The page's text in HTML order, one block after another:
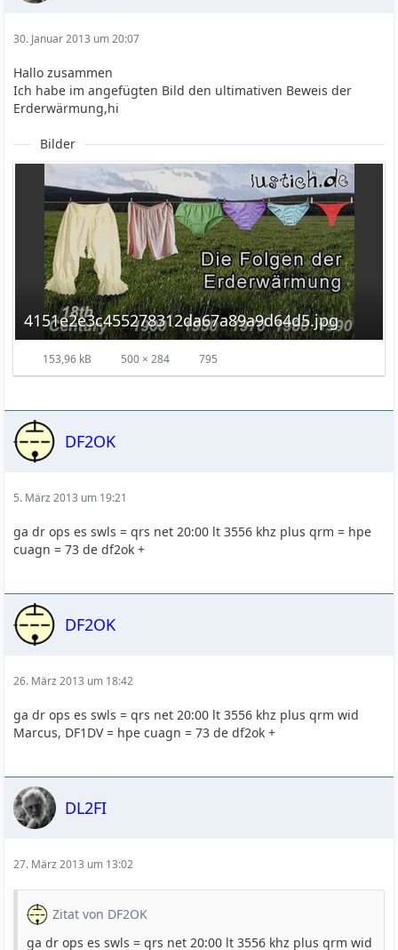
30. Januar 2013 um 20:07
Hallo zusammen
Ich habe im angefügten Bild den ultimativen Beweis der
Erderwärmung,hi
Bilder
4151e2e3c455278312da67a89a9d64d5.jpg
153,96 kB 500 × 284 795
DF2OK
5. März 2013 um 19:21
ga dr ops es swls = qrs net 20:00 lt 3556 khz plus qrm = hpe
cuagn = 73 de df2ok +
DF2OK
26. März 2013 um 18:42
ga dr ops es swls = qrs net 20:00 lt 3556 khz plus qrm wid
Marcus, DF1DV = hpe cuagn = 73 de df2ok +
DL2FI
27. März 2013 um 13:02
Zitat von DF2OK
ga dr ops es swls = qrs net 20:00 lt 3556 khz plus qrm wid